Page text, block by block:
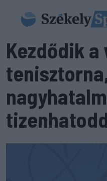
Kezdődik